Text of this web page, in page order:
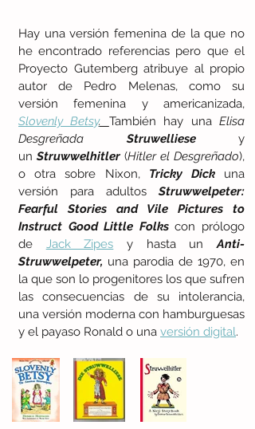
Hay una versión femenina de la que no
he encontrado referencias pero que el
Proyecto Gutemberg atribuye al propio
autor de Pedro Melenas, como su
Slovenly Betsy. También hay una Elisa
Desgreñada Struwelliese y
un Struwwelhitler (Hitler el Desgreñado),
o otra sobre Nixon, Tricky Dick una
versión para adultos Struwwelpeter:
Fearful Stories and Vile Pictures to
Instruct Good Little Folks con prólogo
de Jack Zipes y hasta un Anti-
Struwwelpeter, una parodia de 1970, en
la que son lo progenitores los que sufren
las consecuencias de su intolerancia,
una versión moderna con hamburguesas
y el payaso Ronald o una versión digital.